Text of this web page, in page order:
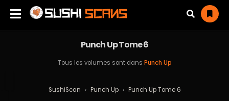
Punch Up Tome 6
Tous les volumes sont dans Punch Up
SushiScan › Punch Up › Punch Up Tome 6